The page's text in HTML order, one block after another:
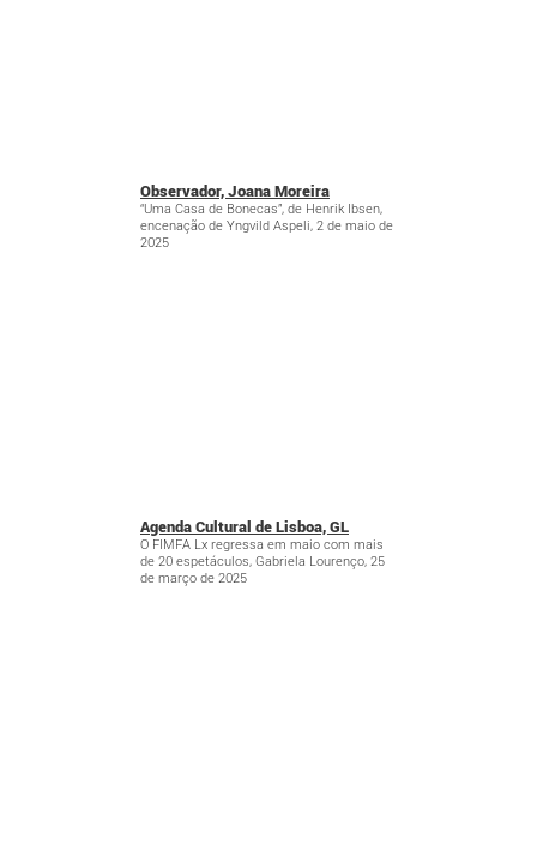
Observador, Joana Moreira
“Uma Casa de Bonecas”, de Henrik Ibsen,
encenação de Yngvild Aspeli, 2 de maio de
2025
Agenda Cultural de Lisboa, GL
O FIMFA Lx regressa em maio com mais
de 20 espetáculos, Gabriela Lourenço, 25
de março de 2025